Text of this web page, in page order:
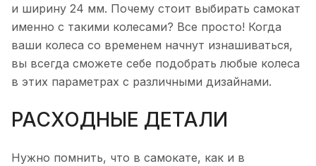
и ширину 24 мм. Почему стоит выбирать самокат
именно с такими колесами? Все просто! Когда
ваши колеса со временем начнут изнашиваться,
вы всегда сможете себе подобрать любые колеса
в этих параметрах с различными дизайнами.
РАСХОДНЫЕ ДЕТАЛИ
Нужно помнить, что в самокате, как и в